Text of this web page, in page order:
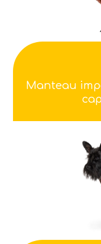
Manteau